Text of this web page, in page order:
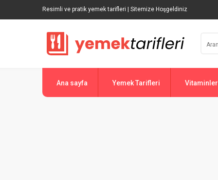
Resimli ve pratik yemek tarifleri | Sitemize Hoşgeldiniz
Ana sayfa Yemek Tarifleri Vitaminler